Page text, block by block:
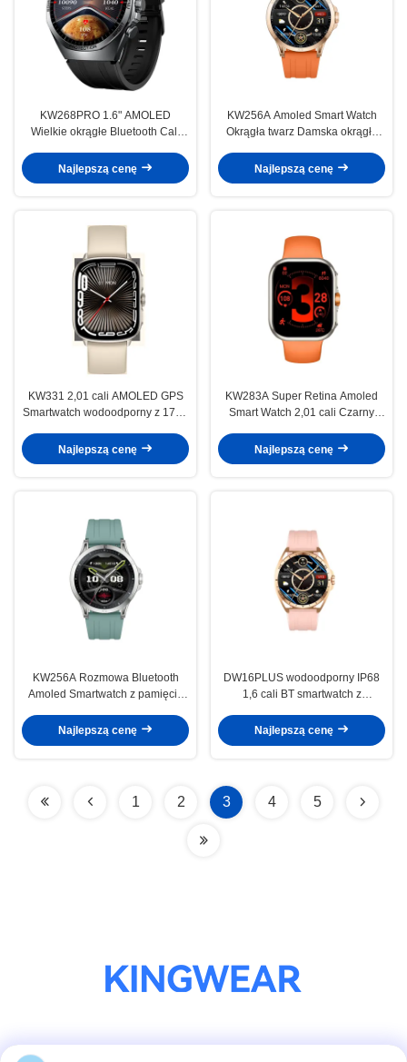
KW268PRO 1.6" AMOLED
Wielkie okrągłe Bluetooth Call
Najlepszą cenę
KW256A Amoled Smart Watch
Okrągła twarz Damska okrągła
Najlepszą cenę
KW331 2,01 cali AMOLED GPS
Smartwatch wodoodporny z 170+
Najlepszą cenę
KW283A Super Retina Amoled
Smart Watch 2,01 cali Czarny
Najlepszą cenę
KW256A Rozmowa Bluetooth
Amoled Smartwatch z pamięcią
Najlepszą cenę
DW16PLUS wodoodporny IP68
1,6 cali BT smartwatch z
Najlepszą cenę
1 2 3 4 5